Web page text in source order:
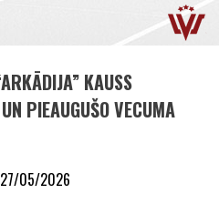
KAUSS
PIEAUGUŠO VECUMA
05/2026